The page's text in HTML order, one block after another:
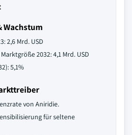
Wachstum
2,6 Mrd. USD
2032: 4,1 Mrd. USD
5,1%
von Aniridie.
für seltene